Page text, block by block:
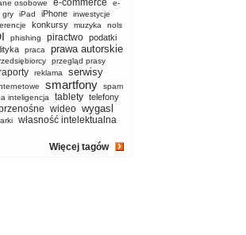
osobowe e-commerce
e-
gry iPad iPhone inwestycje
konkursy muzyka nols
phishing piractwo podatki
praca prawa autorskie
przegląd prasy
reklama
serwisy
smartfony
spam
inteligencja tablety telefony
wideo wygasl
własność intelektualna
Więcej tagów